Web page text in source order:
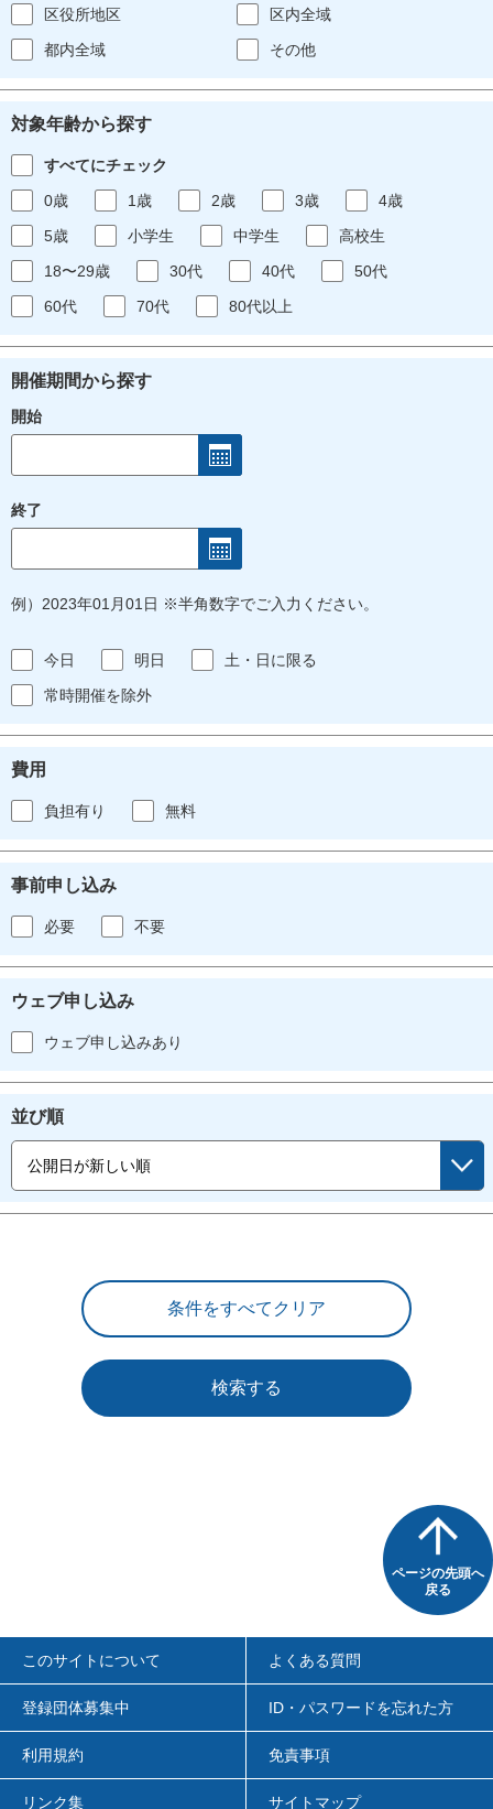
区役所地区
区内全域
都内全域
その他
対象年齢から探す
すべてにチェック
0歳
1歳 2歳 3歳
4歳
5歳
小学生 中学生
高校生
18〜29歳
30代 40代
50代
60代
70代 80代以上
開催期間から探す
開始
終了
例）2023年01月01日 ※半角数字でご入力ください。
今日 明日
土・日に限る
常時開催を除外
費用
負担有り 無料
事前申し込み
必要 不要
ウェブ申し込み
ウェブ申し込みあり
並び順
検索する
ページの先頭へ
戻る
このサイトについて よくある質問
登録団体募集中 ID・パスワードを忘れた方
利用規約 免責事項
リンク集 サイトマップ